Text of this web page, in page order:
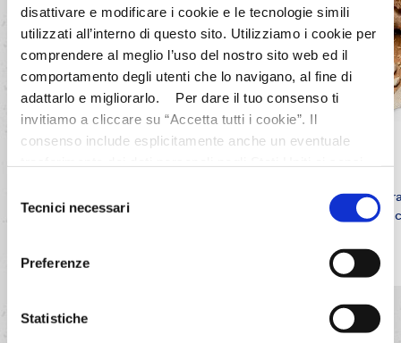
disattivare e modificare i cookie e le tecnologie simili
utilizzati all’interno di questo sito. Utilizziamo i cookie per
comprendere al meglio l’uso del nostro sito web ed il
comportamento degli utenti che lo navigano, al fine di
adattarlo e migliorarlo. Per dare il tuo consenso ti
invitiamo a cliccare su “Accetta tutti i cookie”. Il
consenso include esplicitamente anche un eventuale
anche sul trasferimento dei dati a fornitori di tecnologia e
partner negli Stati Uniti consultare la nostra informativa
selezionare o negare il tuo consenso per alcuni o tutti i
possibile revocare il consenso in qualsiasi momento.
delTecnici necessari
Preferenze
Statistiche
originale colore dato dalle carote viola